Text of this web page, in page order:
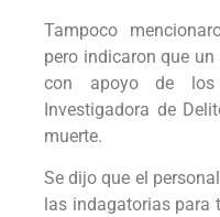
Tampoco
pero indicaron que
con apoyo de los
Investigadora de
muerte.
Se dijo que el
las indagatorias para